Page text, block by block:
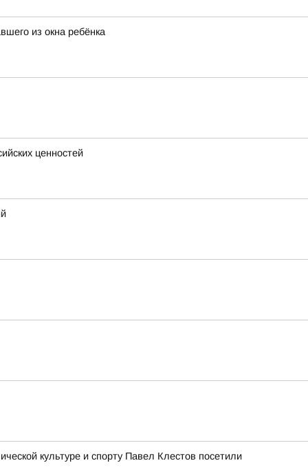
из окна ребёнка
ценностей
культуре и спорту Павел Клестов посетили